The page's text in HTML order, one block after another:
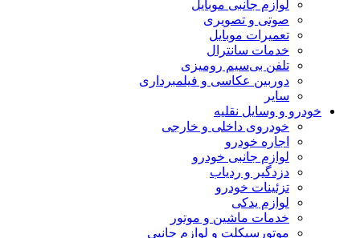
لوازم جانبی موبایل
صوتی و تصویری
تعمیرات موبایل
خدمات سانترال
تلفن بی‌سیم رومیزی
دوربین عکاسی و فیلمبرداری
سایر
خودرو و وسایل نقلیه
خودروی داخلی و خارجی
اجاره خودرو
لوازم جانبی خودرو
دزدگیر و ردیاب
تزئینات خودرو
لوازم یدکی
خدمات ماشین و موتور
موتورسیکلت و لوازم جانبی